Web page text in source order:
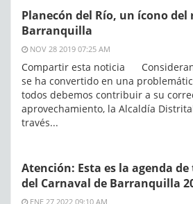
Planecón del Río, un ícono del
Barranquilla
NOV 28 2019 07:25 AM
Compartir esta noticia
se ha convertido en una
todos debemos contribuir a su
aprovechamiento, la Alcaldía
través...
Atención: Esta es la agenda
del Carnaval de Barranquilla
ENE 27 2022 09:10 AM